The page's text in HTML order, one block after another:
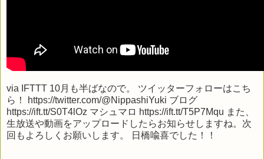
via IFTTT 10月も半ばなので。 ツイッターフォローはこち
ら！ https://twitter.com/@NippashiYuki ブログ
https://ift.tt/S0T4lOz マシュマロ https://ift.tt/T5P7Mqu また、
生放送や動画をアップロードしたらお知らせしますね。次
回もよろしくお願いします。 日橋喩喜でした！！